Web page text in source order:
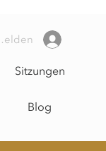
Sitzungen
Blog